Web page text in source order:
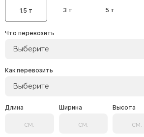
1.5 т 3 т 5 т
Что перевозить
Выберите
Как перевозить
Выберите
Длина Ширина Высота